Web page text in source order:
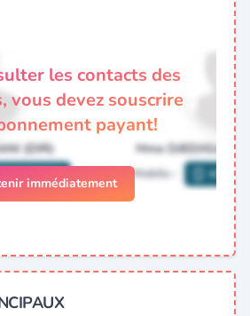
les contacts des
vous devez souscrire
payant!
immédiatement